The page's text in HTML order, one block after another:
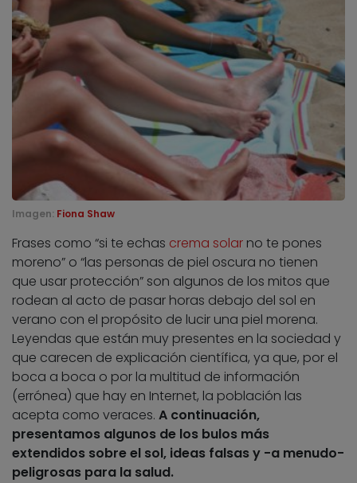
Imagen: Fiona Shaw
Frases como “si te echas crema solar no te pones
moreno” o “las personas de piel oscura no tienen
que usar protección” son algunos de los mitos que
rodean al acto de pasar horas debajo del sol en
verano con el propósito de lucir una piel morena.
Leyendas que están muy presentes en la sociedad y
que carecen de explicación científica, ya que, por el
boca a boca o por la multitud de información
(errónea) que hay en Internet, la población las
acepta como veraces. A continuación,
presentamos algunos de los bulos más
extendidos sobre el sol, ideas falsas y -a menudo-
peligrosas para la salud.